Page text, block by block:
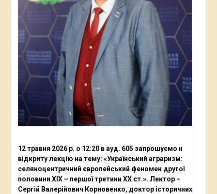
12 травня 2026 р. о 12:20 в ауд. 605 запрошуємо н
відкриту лекцію на тему: «Український аграризм:
селяноцентричний європейський феномен другої
половини ХІХ – першої третини ХХ ст.». Лектор –
Сергій Валерійович Корновенко, доктор історичних